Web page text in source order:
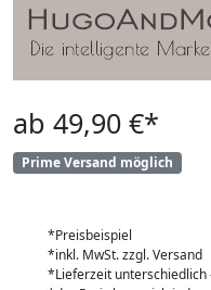
ab 49,90 €*
Prime Versand möglich
*Preisbeispiel
*inkl. MwSt. zzgl. Versand
*Lieferzeit unterschiedlich